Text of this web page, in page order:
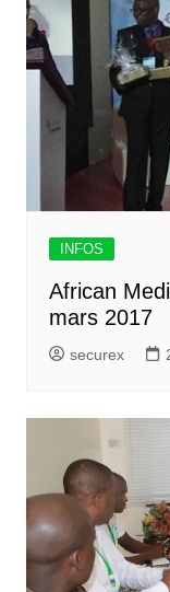
INFOS
African
mars 2017
securex